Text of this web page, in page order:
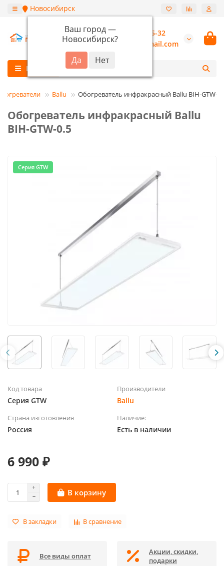
Новосибирск
Ваш город —
Новосибирск?
+7 (913) 987-55-32
burannsk@gmail.com
Каталог
Ballu Обогреватель инфракрасный Ballu BIH-GTW-
Обогреватель инфракрасный Ballu
BIH-GTW-0.5
Серия GTW
Код товара
Серия GTW
Производители
Ballu
Страна изготовления
Россия
Наличие:
Есть в наличии
6 990 ₽
В корзину
В закладки В сравнение
Все виды оплат
Акции, скидки,
подарки